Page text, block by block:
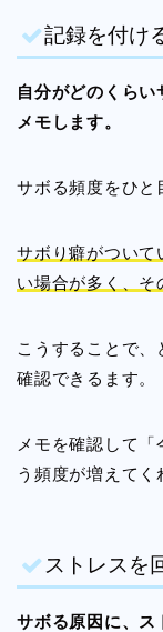
記録を付け
自分がどのくら
メモします。
サボる頻度をひと
サボり癖がついて
い場合が多く、そ
こうすることで
確認できるます。
メモを確認して
う頻度が増えてく
ストレスを
サボる原因に、ス